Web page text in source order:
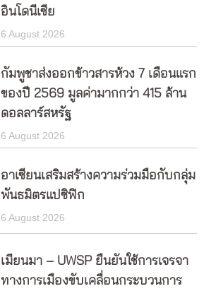
อินโดนีเซีย
6 August 2026
กัมพูชาส่งออกข้าวสารห้วง 7 เดือนแรก
ของปี 2569 มูลค่ามากกว่า 415 ล้าน
ดอลลาร์สหรัฐ
6 August 2026
อาเซียนเสริมสร้างความร่วมมือกับกลุ่ม
พันธมิตรแปซิฟิก
6 August 2026
เมียนมา – UWSP ยืนยันใช้การเจรจา
ทางการเมืองขับเคลื่อนกระบวนการ